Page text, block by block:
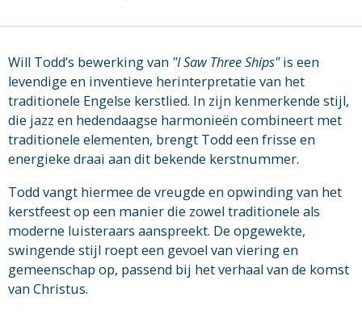
Will Todd’s bewerking van "I Saw Three Ships"is een
levendige en inventieve herinterpretatie van het
traditionele Engelse kerstlied. In zijn kenmerkende stijl,
die jazz en hedendaagse harmonieën combineert met
traditionele elementen, brengt Todd een frisse en
energieke draai aan dit bekende kerstnummer.
Todd vangt hiermee de vreugde en opwinding van het
kerstfeest op een manier die zowel traditionele als
moderne luisteraars aanspreekt. De opgewekte,
swingende stijl roept een gevoel van viering en
gemeenschap op, passend bij het verhaal van de komst
van Christus.